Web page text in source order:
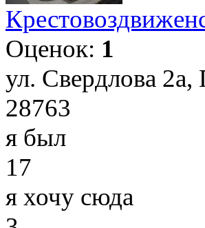
Оценок: 1
ул. Свердлова 2а,
28763
я был
17
я хочу сюда